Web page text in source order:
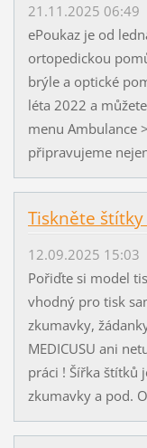
21.11.2025 06:49
ePoukaz je od
ortopedickou
brýle a optické
léta 2022 a
menu Ambulance
připravujeme
Tiskněte štítky
12.09.2025 15:03
Pořiďte si model
vhodný pro tisk
zkumavky,
MEDICUSU ani
práci ! Šířka štítků
zkumavky a pod.